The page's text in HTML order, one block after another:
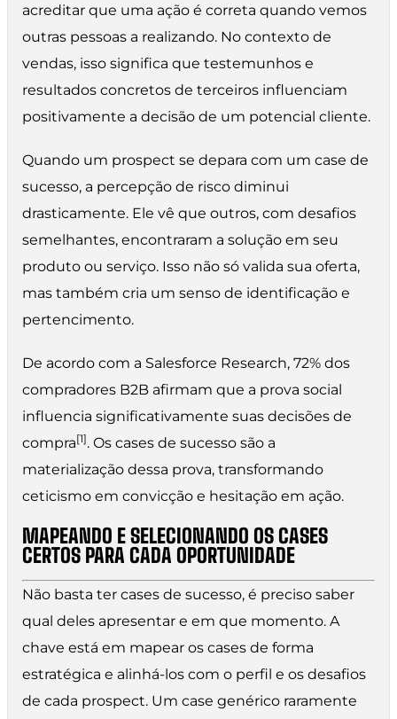
acreditar que uma ação é correta quando vemos
outras pessoas a realizando. No contexto de
vendas, isso significa que testemunhos e
resultados concretos de terceiros influenciam
positivamente a decisão de um potencial cliente.
Quando um prospect se depara com um case de
sucesso, a percepção de risco diminui
drasticamente. Ele vê que outros, com desafios
semelhantes, encontraram a solução em seu
produto ou serviço. Isso não só valida sua oferta,
mas também cria um senso de identificação e
pertencimento.
De acordo com a Salesforce Research, 72% dos
compradores B2B afirmam que a prova social
influencia significativamente suas decisões de
compra[1]. Os cases de sucesso são a
materialização dessa prova, transformando
ceticismo em convicção e hesitação em ação.
MAPEANDO E SELECIONANDO OS CASES
CERTOS PARA CADA OPORTUNIDADE
Não basta ter cases de sucesso, é preciso saber
qual deles apresentar e em que momento. A
chave está em mapear os cases de forma
estratégica e alinhá-los com o perfil e os desafios
de cada prospect. Um case genérico raramente